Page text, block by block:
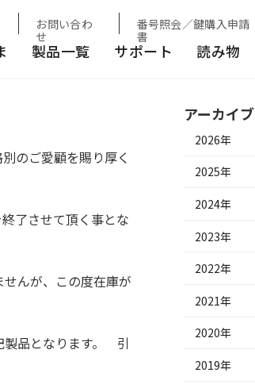
お問い合わ
せ
番号照会／鍵購入申請
書
製品一覧 サポート 読み物
のご愛顧を賜り厚く
了させて頂く事とな
んが、この度在庫が
製品となります。 引
アーカイブ
2026年
2025年
2024年
2023年
2022年
2021年
2020年
2019年